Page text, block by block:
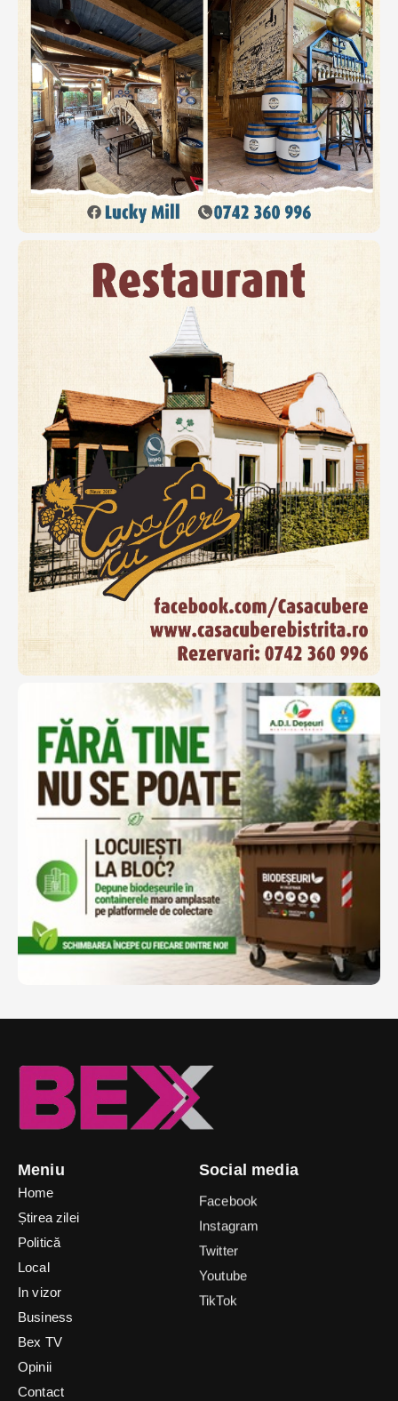
Meniu
Home
Știrea zilei
Politică
Local
In vizor
Business
Bex TV
Opinii
Contact
Social media
Facebook
Instagram
Twitter
Youtube
TikTok